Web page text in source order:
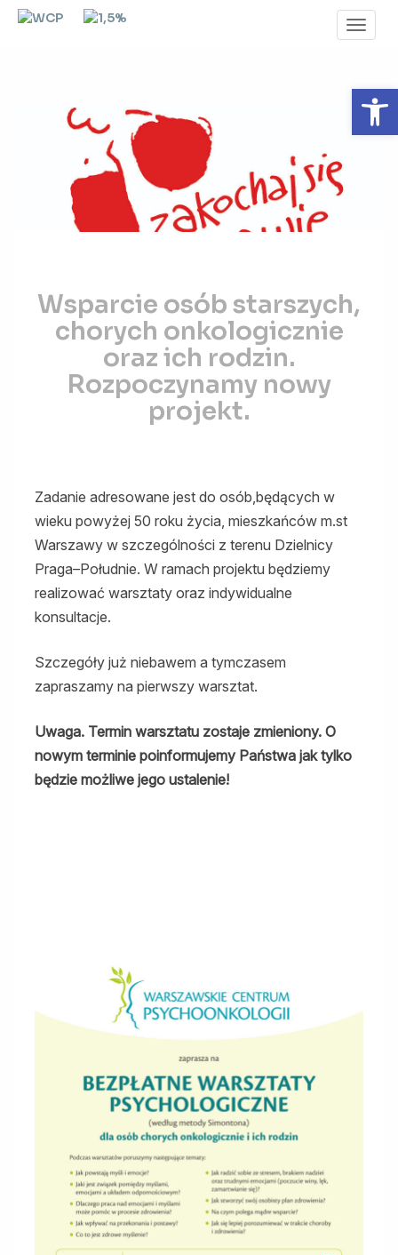
osób
starszych,
chorych
onkologicznie
oraz
ich
rodzin.
Wsparcie osób starszych,
chorych onkologicznie
oraz ich rodzin.
Rozpoczynamy nowy
projekt.
Zadanie adresowane jest do osób,będących w
wieku powyżej 50 roku życia, mieszkańców m.st
Warszawy w szczególności z terenu Dzielnicy
Praga–Południe. W ramach projektu będziemy
realizować warsztaty oraz indywidualne
konsultacje.
Szczegóły już niebawem a tymczasem
zapraszamy na pierwszy warsztat.
Uwaga. Termin warsztatu zostaje zmieniony. O
nowym terminie poinformujemy Państwa jak tylko
będzie możliwe jego ustalenie!